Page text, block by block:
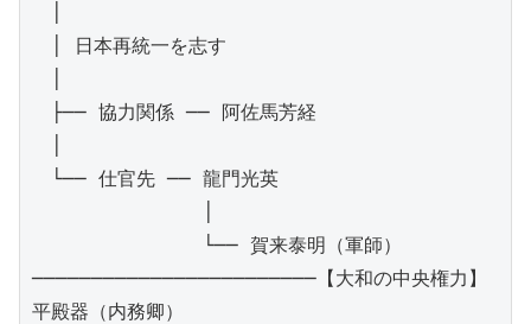
│ 日本再統一を志す
├── 協力関係 ── 阿佐馬芳経
└── 仕官先 ── 龍門光英
└── 賀来泰明（軍師）
────────────────────────【大和の中央権力】
平殿器（内務卿）